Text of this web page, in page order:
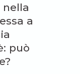
nella
a
può